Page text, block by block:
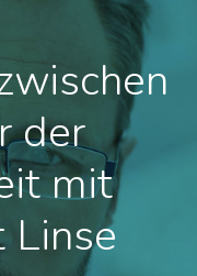
der
mit
Linse